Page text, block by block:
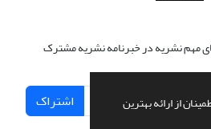
از ارائه بهترین
مهم نشریه در خبرنامه نشریه مشترک
اشتراک